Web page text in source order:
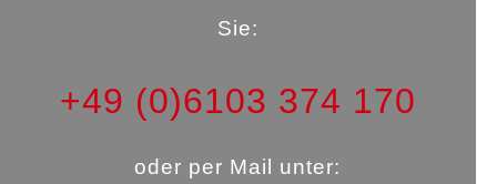
Sie:
+49 (0)6103 374 170
oder per Mail unter: